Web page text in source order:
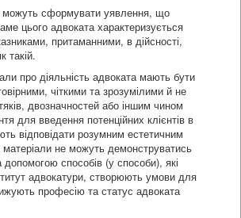
можуть сформувати уявлення, що
цього адвоката характеризується
притаманними, в дійсності,
такій.
про діяльність адвоката мають бути
чіткими та зрозумілими й не
двозначностей або іншим чином
для введення потенційних клієнтів в
відповідати розумним естетичним
не можуть демонструватись
способів (у способи), які
адвокатури, створюють умови для
професію та статус адвоката